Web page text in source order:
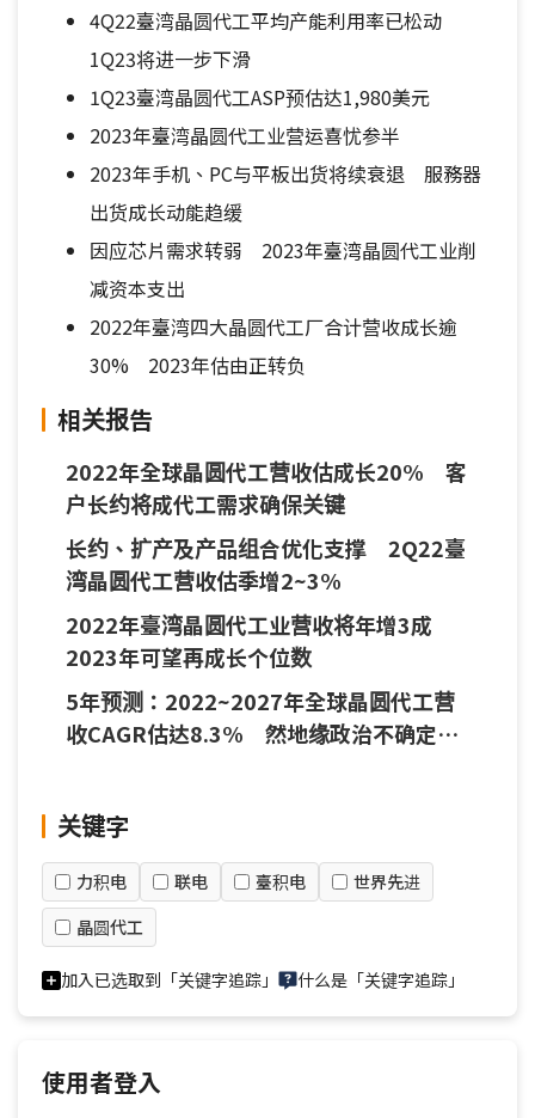
4Q22臺湾晶圆代工平均产能利用率已松动
1Q23将进一步下滑
1Q23臺湾晶圆代工ASP预估达1,980美元
2023年臺湾晶圆代工业营运喜忧参半
2023年手机、PC与平板出货将续衰退 服務器
出货成长动能趋缓
因应芯片需求转弱 2023年臺湾晶圆代工业削
减资本支出
2022年臺湾四大晶圆代工厂合计营收成长逾
30% 2023年估由正转负
相关报告
2022年全球晶圆代工营收估成长20% 客
户长约将成代工需求确保关键
长约、扩产及产品组合优化支撑 2Q22臺
湾晶圆代工营收估季增2~3%
2022年臺湾晶圆代工业营收将年增3成
2023年可望再成长个位数
5年预测：2022~2027年全球晶圆代工营
收CAGR估达8.3% 然地缘政治不确定性
关键字
力积电 联电 臺积电
世界先进
晶圆代工
加入已选取到「关键字追踪」 什么是「关键字追踪」
使用者登入